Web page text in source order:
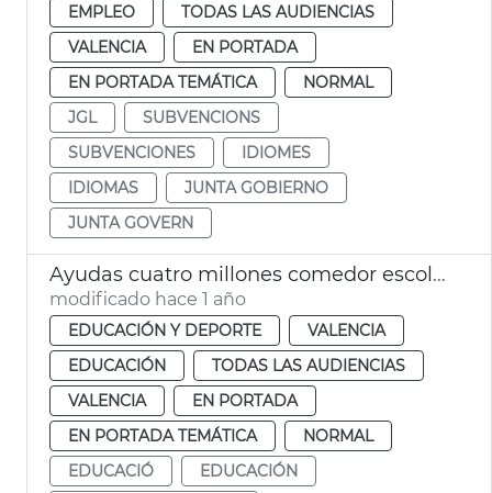
EMPLEO
TODAS LAS AUDIENCIAS
VALENCIA
EN PORTADA
EN PORTADA TEMÁTICA
NORMAL
JGL
SUBVENCIONS
SUBVENCIONES
IDIOMES
IDIOMAS
JUNTA GOBIERNO
JUNTA GOVERN
Ayudas cuatro millones comedor escolar escuela verano València
modificado hace 1 año
EDUCACIÓN Y DEPORTE
VALENCIA
EDUCACIÓN
TODAS LAS AUDIENCIAS
VALENCIA
EN PORTADA
EN PORTADA TEMÁTICA
NORMAL
EDUCACIÓ
EDUCACIÓN